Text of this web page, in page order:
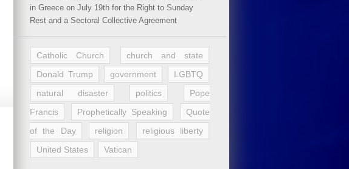
in Greece on July 19th for the Right to Sunday
Rest and a Sectoral Collective Agreement
Catholic Church
church and state
Donald Trump
government
LGBTQ
natural disaster
politics
Pope
Francis
Prophetically Speaking
Quote
of the Day
religion
religious liberty
United States
Vatican